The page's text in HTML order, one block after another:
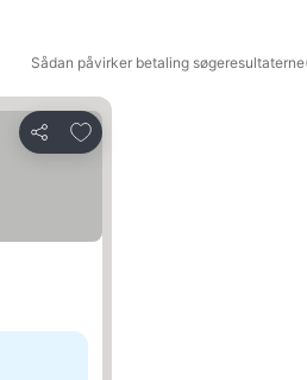
Sådan påvirker betaling søgeresultaterne
Del
Føj til favoritter